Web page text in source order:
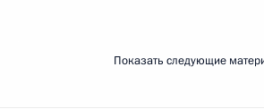
Показать следующие